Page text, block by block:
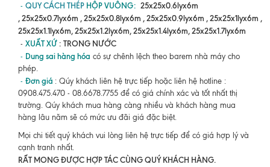
- QUY CÁCH THÉP HỘP VUÔNG: 25x25x0.6lyx6m
, 25x25x0.7lyx6m , 25x25x0.8lyx6m , 25x25x0.9lyx6m , 25x25x1lyx6m ,
25x25x1.1lyx6m, 25x25x1.2lyx6m, 25x25x1.4lyx6m, 25x25x1.7lyx6m
- XUẤT XỨ : TRONG NƯỚC
- Dung sai hàng hóa có sự chênh lệch theo barem nhà máy cho
phép.
- Đơn giá : Qúy khách liên hệ trực tiếp hoặc liên hệ hotline :
0908.475.470 - 08.6678.7755 để có giá chính xác và tốt nhất thị
trường. Qúy khách mua hàng càng nhiều và khách hàng mua
hàng lâu năm sẽ có mức ưu đãi giá đặc biệt.
Mọi chi tiết quý khách vui lòng liên hệ trực tiếp để có giá hợp lý và
cạnh tranh nhất.
RẤT MONG ĐƯỢC HỢP TÁC CÙNG QUÝ KHÁCH HÀNG.